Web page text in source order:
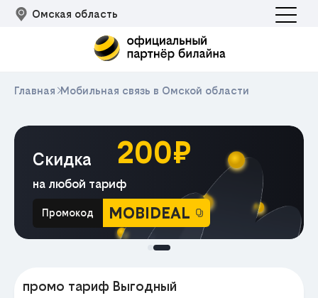
Омская область
Главная Мобильная связь в Омской области
Скидка 200₽
на любой тариф
Промокод MOBIDEAL
промо тариф Выгодный